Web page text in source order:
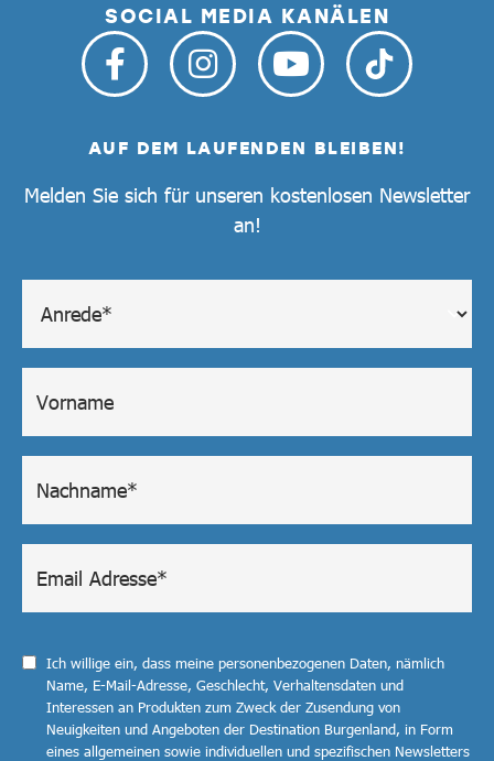
SOCIAL MEDIA KANÄLEN
AUF DEM LAUFENDEN BLEIBEN!
Melden Sie sich für unseren kostenlosen Newsletter
an!
Ich willige ein, dass meine personenbezogenen Daten, nämlich
Name, E-Mail-Adresse, Geschlecht, Verhaltensdaten und
Interessen an Produkten zum Zweck der Zusendung von
Neuigkeiten und Angeboten der Destination Burgenland, in Form
eines allgemeinen sowie individuellen und spezifischen Newsletters